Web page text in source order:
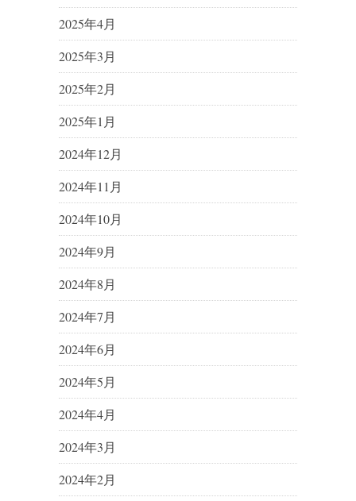
2025年4月
2025年3月
2025年2月
2025年1月
2024年12月
2024年11月
2024年10月
2024年9月
2024年8月
2024年7月
2024年6月
2024年5月
2024年4月
2024年3月
2024年2月